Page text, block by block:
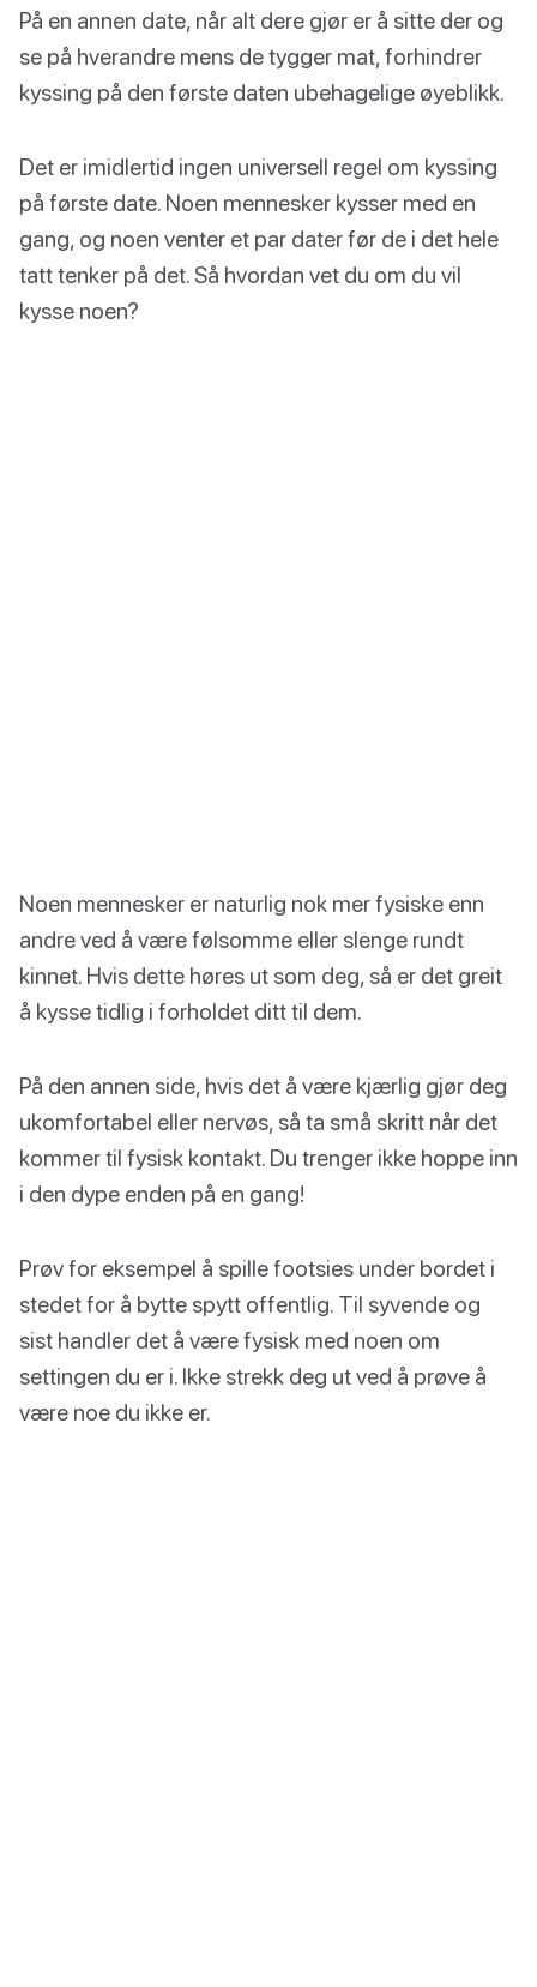
På en annen date, når alt dere gjør er å sitte der og
se på hverandre mens de tygger mat, forhindrer
kyssing på den første daten ubehagelige øyeblikk.
Det er imidlertid ingen universell regel om kyssing
på første date. Noen mennesker kysser med en
gang, og noen venter et par dater før de i det hele
tatt tenker på det. Så hvordan vet du om du vil
kysse noen?
Noen mennesker er naturlig nok mer fysiske enn
andre ved å være følsomme eller slenge rundt
kinnet. Hvis dette høres ut som deg, så er det greit
å kysse tidlig i forholdet ditt til dem.
På den annen side, hvis det å være kjærlig gjør deg
ukomfortabel eller nervøs, så ta små skritt når det
kommer til fysisk kontakt. Du trenger ikke hoppe inn
i den dype enden på en gang!
Prøv for eksempel å spille footsies under bordet i
stedet for å bytte spytt offentlig. Til syvende og
sist handler det å være fysisk med noen om
settingen du er i. Ikke strekk deg ut ved å prøve å
være noe du ikke er.